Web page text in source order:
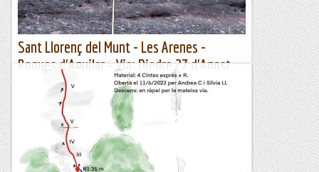
Sant Llorenç del Munt - Les Arenes -
Roques d'Aguilar - Via: Diedre 27 d'Agost.
04/08/2022
Aprofitem la proximitat, l'ombra i la fresca del matí per anar
fent vies a les Arenes. Per fer la via Diedre 27 d'Agost haurem
d'entrar per la primera tirada de...
Manel&Ita